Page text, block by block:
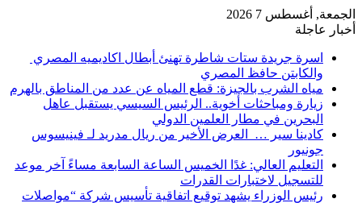
الجمعة, أغسطس 7 2026
أخبار عاجلة
اسرة جريدة ستات شاطرة تهنئ أبطال اكاديميه المصري
والكابتن حافظ المصري
مياه الشرب بالجيزة: قطع المياه عن عدد من المناطق بالهرم
زيارة ومباحثات أخوية.. الرئيس السيسي يستقبل عاهل
البحرين في مطار العلمين الدولي
كادينا سير … العرض الأخير من ريال مدريد لـ فينيسوس
جونيور
التعليم العالي: غدًا الخميس الساعة السابعة مساءً آخر موعد
للتسجيل لاختبارات القدرات
رئيس الوزراء يشهد توقيع اتفاقية تأسيس شركة “مواصلات